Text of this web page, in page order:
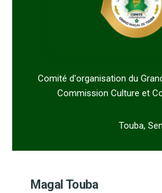
Comité d'organisation du
Commission Culture et
Touba,
Magal Touba